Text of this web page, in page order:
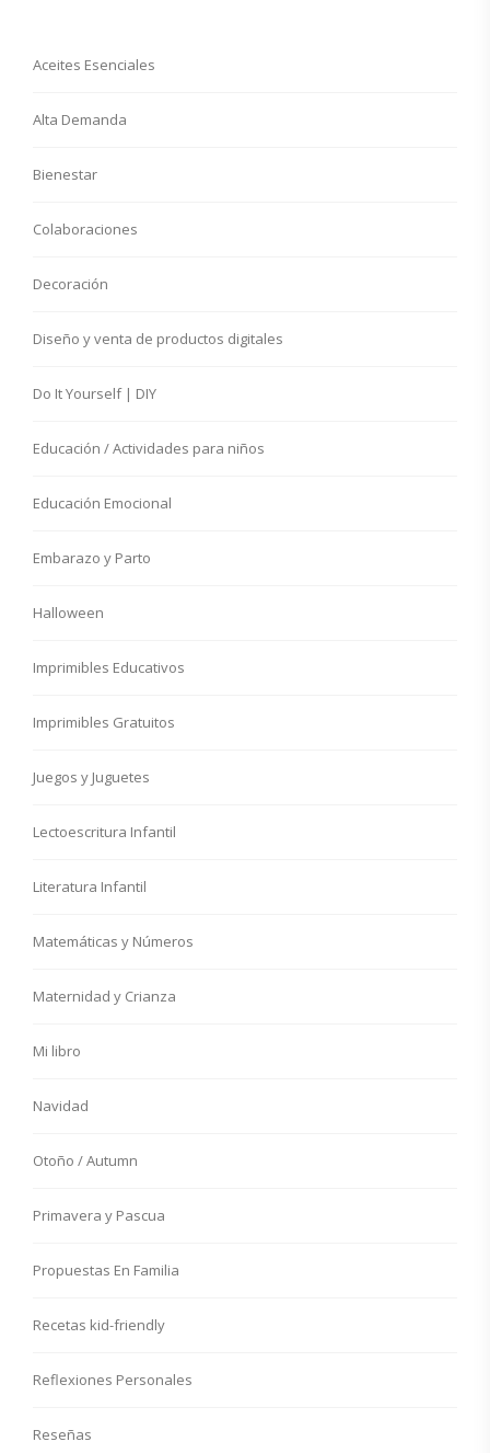
Aceites Esenciales
Alta Demanda
Bienestar
Colaboraciones
Decoración
Diseño y venta de productos digitales
Do It Yourself | DIY
Educación / Actividades para niños
Educación Emocional
Embarazo y Parto
Halloween
Imprimibles Educativos
Imprimibles Gratuitos
Juegos y Juguetes
Lectoescritura Infantil
Literatura Infantil
Matemáticas y Números
Maternidad y Crianza
Mi libro
Navidad
Otoño / Autumn
Primavera y Pascua
Propuestas En Familia
Recetas kid-friendly
Reflexiones Personales
Reseñas